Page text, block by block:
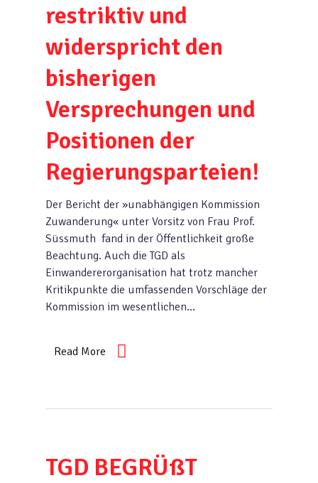
restriktiv und
widerspricht den
bisherigen
Versprechungen und
Positionen der
Regierungsparteien!
Der Bericht der »unabhängigen Kommission
Zuwanderung« unter Vorsitz von Frau Prof.
Süssmuth fand in der Öffentlichkeit große
Beachtung. Auch die TGD als
Einwandererorganisation hat trotz mancher
Kritikpunkte die umfassenden Vorschläge der
Kommission im wesentlichen…
Read More
TGD BEGRÜßT